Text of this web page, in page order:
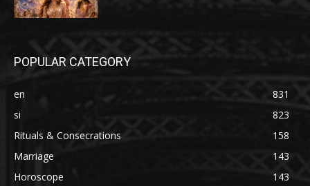
POPULAR CATEGORY
en
831
si
823
Rituals & Consecrations
158
Marriage
143
Horoscope
143